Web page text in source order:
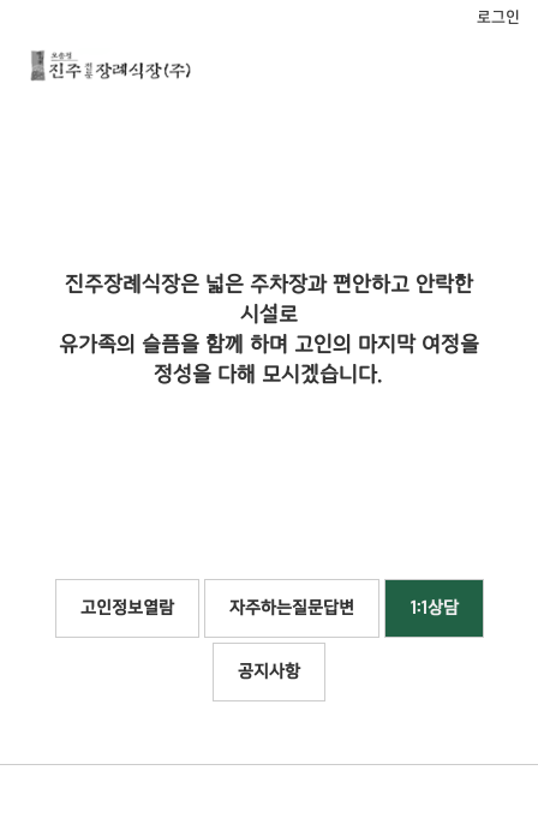
로그인
진주장례식장은 넓은 주차장과 편안하고 안락한
시설로
유가족의 슬픔을 함께 하며 고인의 마지막 여정을
정성을 다해 모시겠습니다.
고인정보열람 자주하는질문답변 1:1상담
공지사항